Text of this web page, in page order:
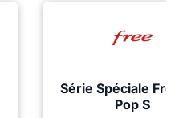
Série Spéciale
Pop S